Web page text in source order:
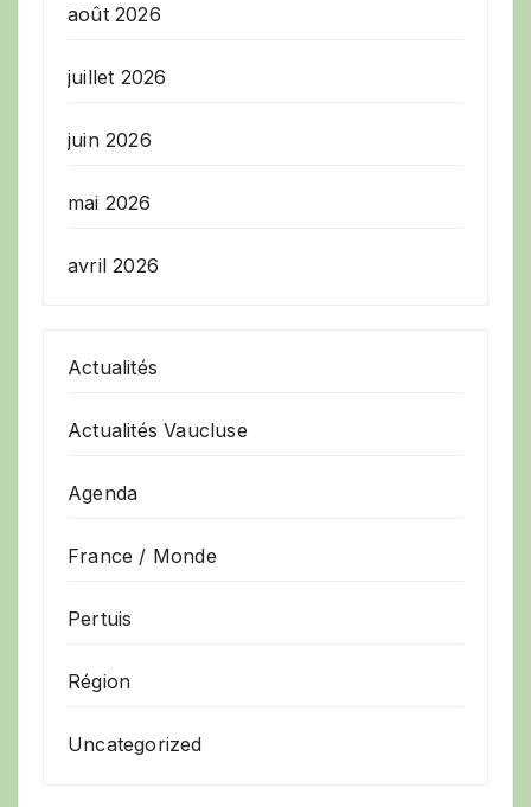
août 2026
juillet 2026
juin 2026
mai 2026
avril 2026
Actualités
Actualités Vaucluse
Agenda
France / Monde
Pertuis
Région
Uncategorized